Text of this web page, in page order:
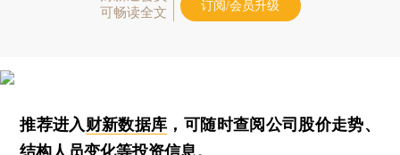
可畅读全文
订阅/会员升级
推荐进入财新数据库 ，可随时查阅公司股价走势、
结构人员变化等投资信息。